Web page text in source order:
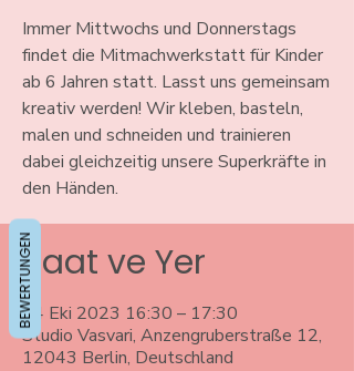
Immer Mittwochs und Donnerstags
findet die Mitmachwerkstatt für Kinder
ab 6 Jahren statt. Lasst uns gemeinsam
kreativ werden! Wir kleben, basteln,
malen und schneiden und trainieren
dabei gleichzeitig unsere Superkräfte in
den Händen.
Saat ve Yer
04 Eki 2023 16:30 – 17:30
Studio Vasvari, Anzengruberstraße 12,
12043 Berlin, Deutschland
BEWERTUNGEN